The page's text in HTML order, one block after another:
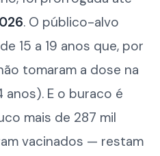
. O público-alvo
15 a 19 anos que, por
tomaram a dose na
anos). E o buraco é
mais de 287 mil
vacinados — restam